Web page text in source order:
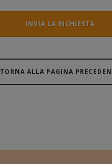
INVIA LA RICHIESTA
TORNA ALLA PAGINA